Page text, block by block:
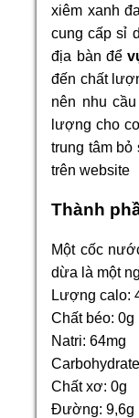
xiêm xanh
cung cấp sỉ
địa bàn để
đến chất
nên nhu
lượng cho
trung tâm
trên website
Thành
Một cốc
dừa là một
Lượng calo:
Chất béo: 0g
Natri: 64mg
Chất xơ: 0g
Đường: 9,6g